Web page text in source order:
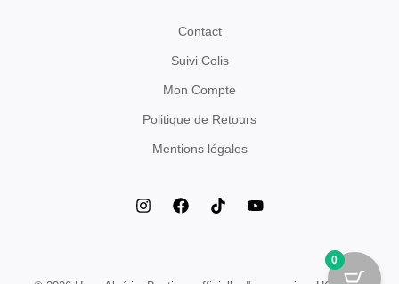
Contact
Suivi Colis
Mon Compte
Politique de Retours
Mentions légales
0